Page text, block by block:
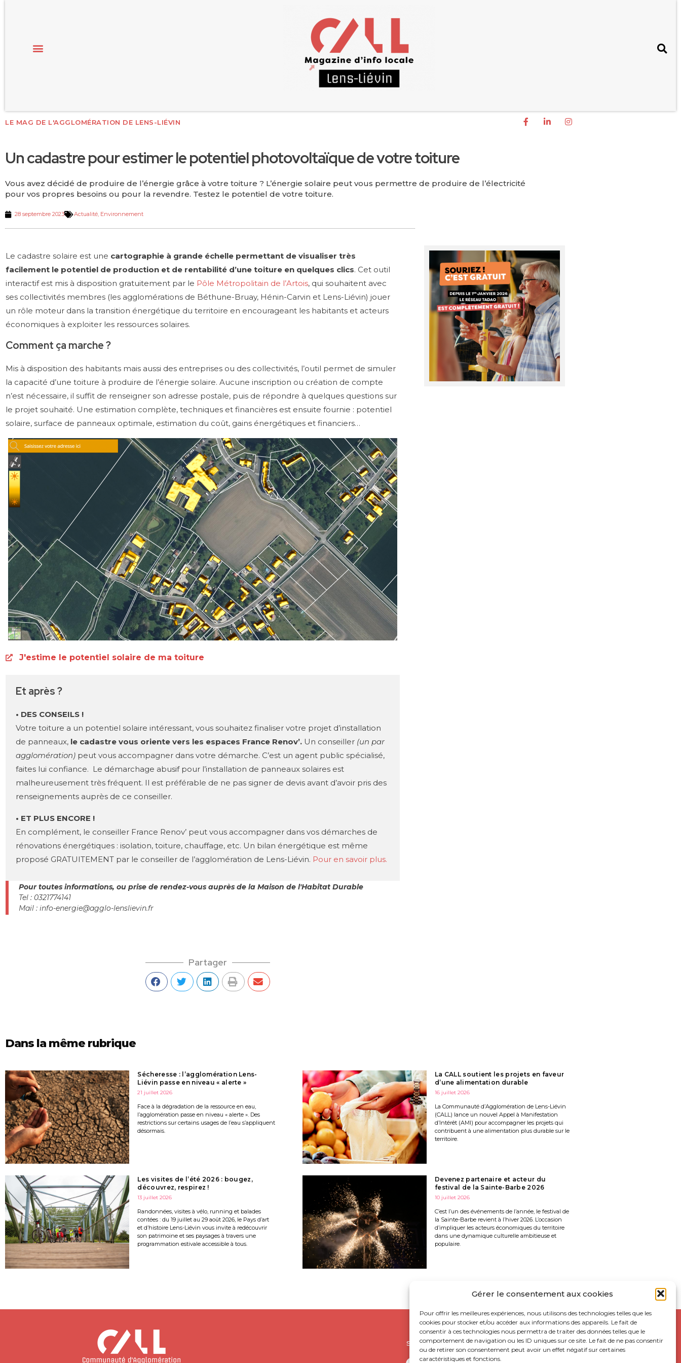
Gérer le consentement aux cookies
Pour offrir les meilleures expériences, nous utilisons des technologies telles que les
cookies pour stocker et/ou accéder aux informations des appareils. Le fait de
consentir à ces technologies nous permettra de traiter des données telles que le
comportement de navigation ou les ID uniques sur ce site. Le fait de ne pas consentir
ou de retirer son consentement peut avoir un effet négatif sur certaines
caractéristiques et fonctions.
LE MAG DE L'AGGLOMÉRATION DE LENS-LIÉVIN
Un cadastre pour estimer le potentiel photovoltaïque de votre toiture
Vous avez décidé de produire de l’énergie grâce à votre toiture ? L’énergie solaire peut vous permettre de produire de l’électricité
pour vos propres besoins ou pour la revendre. Testez le potentiel de votre toiture.
28 septembre 2023 Actualité, Environnement
Le cadastre solaire est une cartographie à grande échelle permettant de visualiser très
facilement le potentiel de production et de rentabilité d’une toiture en quelques clics. Cet outil
interactif est mis à disposition gratuitement par le Pôle Métropolitain de l’Artois, qui souhaitent avec
ses collectivités membres (les agglomérations de Béthune-Bruay, Hénin-Carvin et Lens-Liévin) jouer
un rôle moteur dans la transition énergétique du territoire en encourageant les habitants et acteurs
économiques à exploiter les ressources solaires.
Comment ça marche ?
Mis à disposition des habitants mais aussi des entreprises ou des collectivités, l’outil permet de simuler
la capacité d’une toiture à produire de l’énergie solaire. Aucune inscription ou création de compte
n’est nécessaire, il suffit de renseigner son adresse postale, puis de répondre à quelques questions sur
le projet souhaité. Une estimation complète, techniques et financières est ensuite fournie : potentiel
solaire, surface de panneaux optimale, estimation du coût, gains énergétiques et financiers…
J'estime le potentiel solaire de ma toiture
Et après ?
• DES CONSEILS !
Votre toiture a un potentiel solaire intéressant, vous souhaitez finaliser votre projet d’installation
de panneaux, le cadastre vous oriente vers les espaces France Renov’. Un conseiller (un par
agglomération) peut vous accompagner dans votre démarche. C’est un agent public spécialisé,
faites lui confiance. Le démarchage abusif pour l’installation de panneaux solaires est
malheureusement très fréquent. Il est préférable de ne pas signer de devis avant d’avoir pris des
renseignements auprès de ce conseiller.
• ET PLUS ENCORE !
En complément, le conseiller France Renov’ peut vous accompagner dans vos démarches de
rénovations énergétiques : isolation, toiture, chauffage, etc. Un bilan énergétique est même
proposé GRATUITEMENT par le conseiller de l’agglomération de Lens-Liévin. Pour en savoir plus.
Pour toutes informations, ou prise de rendez-vous auprès de la Maison de l'Habitat Durable
Tel : 0321774141
Mail : info-energie@agglo-lenslievin.fr
Partager
Dans la même rubrique
Sécheresse : l’agglomération Lens-
Liévin passe en niveau « alerte »
21 juillet 2026
Face à la dégradation de la ressource en eau,
l’agglomération passe en niveau « alerte ». Des
restrictions sur certains usages de l’eau s’appliquent
désormais.
La CALL soutient les projets en faveur
d’une alimentation durable
16 juillet 2026
La Communauté d’Agglomération de Lens-Liévin
(CALL) lance un nouvel Appel à Manifestation
d’Intérêt (AMI) pour accompagner les projets qui
contribuent à une alimentation plus durable sur le
territoire.
Les visites de l’été 2026 : bougez,
découvrez, respirez !
13 juillet 2026
Randonnées, visites à vélo, running et balades
contées : du 19 juillet au 29 août 2026, le Pays d’art
et d’histoire Lens-Liévin vous invite à redécouvrir
son patrimoine et ses paysages à travers une
programmation estivale accessible à tous.
Devenez partenaire et acteur du
festival de la Sainte-Barbe 2026
10 juillet 2026
C’est l’un des événements de l’année, le festival de
la Sainte-Barbe revient à l’hiver 2026. L’occasion
d’impliquer les acteurs économiques du territoire
dans une dynamique culturelle ambitieuse et
populaire.
SUIVEZ-NOUS SUR